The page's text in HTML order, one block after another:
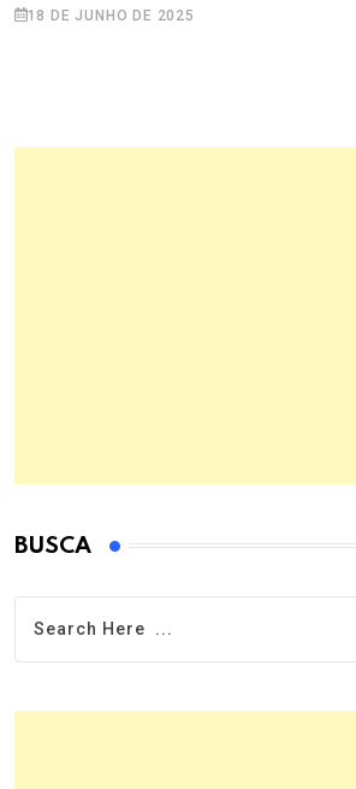
18 DE JUNHO DE 2025
BUSCA